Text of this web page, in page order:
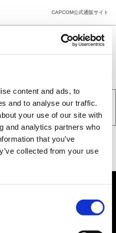
content and ads, to
and to analyse our traffic.
your use of our site with
and analytics partners who
that you’ve
collected from your use
CAPCOM公式通販サイト
ません。
物を続ける」 をクリックしてく